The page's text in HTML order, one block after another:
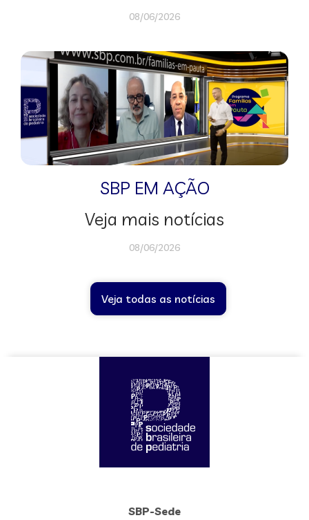
08/06/2026
SBP EM AÇÃO
Veja mais notícias
08/06/2026
Veja todas as notícias
SBP-Sede